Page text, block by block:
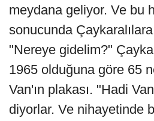
meydana geliyor. Ve bu
sonucunda
"Nereye gidelim?"
1965 olduğuna göre 65
Van'ın plakası. "Hadi
diyorlar. Ve nihayetinde